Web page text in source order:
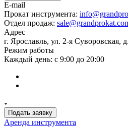
E-mail
Прокат инструмента:
Отдел продаж:
Адрес
г. Ярославль, ул. 2-я Суворовская,
Режим работы
Каждый день: с 9:00 до 20:00
Подать заявку
Аренда инструмента